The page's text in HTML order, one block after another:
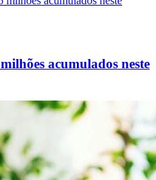
acumulados neste